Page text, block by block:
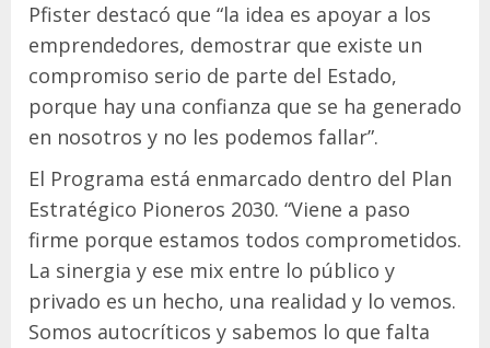
Pfister destacó que “la idea es apoyar a los
emprendedores, demostrar que existe un
compromiso serio de parte del Estado,
porque hay una confianza que se ha generado
en nosotros y no les podemos fallar”.
El Programa está enmarcado dentro del Plan
Estratégico Pioneros 2030. “Viene a paso
firme porque estamos todos comprometidos.
La sinergia y ese mix entre lo público y
privado es un hecho, una realidad y lo vemos.
Somos autocríticos y sabemos lo que falta